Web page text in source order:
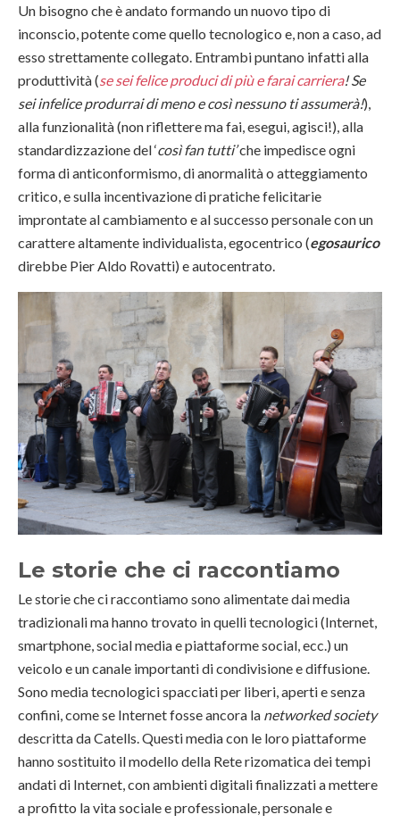
Un bisogno che è andato formando un nuovo tipo di
inconscio, potente come quello tecnologico e, non a caso, ad
esso strettamente collegato. Entrambi puntano infatti alla
produttività (se sei felice produci di più e farai carriera! Se
sei infelice produrrai di meno e così nessuno ti assumerà!),
alla funzionalità (non riflettere ma fai, esegui, agisci!), alla
standardizzazione del ‘così fan tutti’che impedisce ogni
forma di anticonformismo, di anormalità o atteggiamento
critico, e sulla incentivazione di pratiche felicitarie
improntate al cambiamento e al successo personale con un
carattere altamente individualista, egocentrico (egosaurico
direbbe Pier Aldo Rovatti) e autocentrato.
Le storie che ci raccontiamo
Le storie che ci raccontiamo sono alimentate dai media
tradizionali ma hanno trovato in quelli tecnologici (Internet,
smartphone, social media e piattaforme social, ecc.) un
veicolo e un canale importanti di condivisione e diffusione.
Sono media tecnologici spacciati per liberi, aperti e senza
confini, come se Internet fosse ancora la networked society
descritta da Catells. Questi media con le loro piattaforme
hanno sostituito il modello della Rete rizomatica dei tempi
andati di Internet, con ambienti digitali finalizzati a mettere
a profitto la vita sociale e professionale, personale e